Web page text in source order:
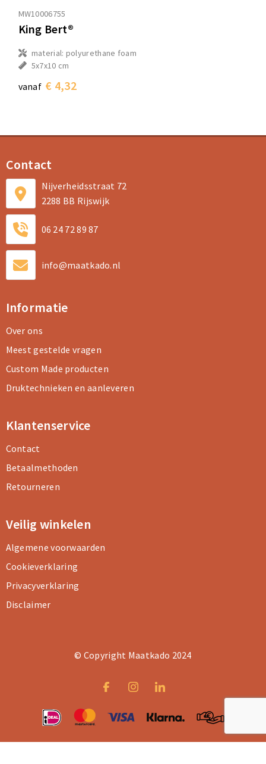
MW10006755
King Bert®
material: polyurethane foam
5x7x10 cm
vanaf € 4,32
Contact
Nijverheidsstraat 72
2288 BB Rijswijk
06 24 72 89 87
info@maatkado.nl
Informatie
Over ons
Meest gestelde vragen
Custom Made producten
Druktechnieken en aanleveren
Klantenservice
Contact
Betaalmethoden
Retourneren
Veilig winkelen
Algemene voorwaarden
Cookieverklaring
Privacyverklaring
Disclaimer
© Copyright Maatkado 2024